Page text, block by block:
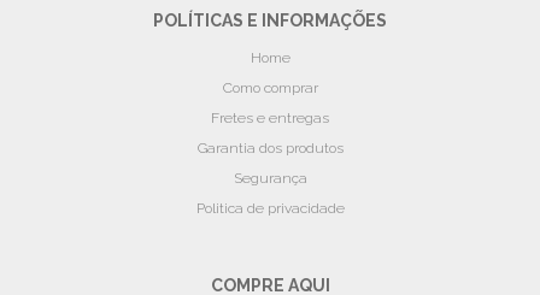
POLÍTICAS E INFORMAÇÕES
Home
Como comprar
Fretes e entregas
Garantia dos produtos
Segurança
Politica de privacidade
COMPRE AQUI